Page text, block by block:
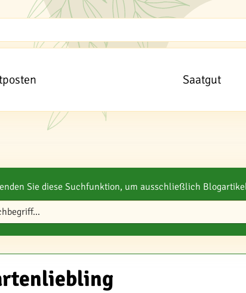
Saatgut
Sie diese Suchfunktion, um ausschließlich